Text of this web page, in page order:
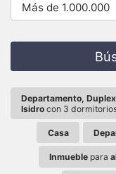
Más de 1.000.000
Departamento,
Isidro con 3
Casa
Inmueble para